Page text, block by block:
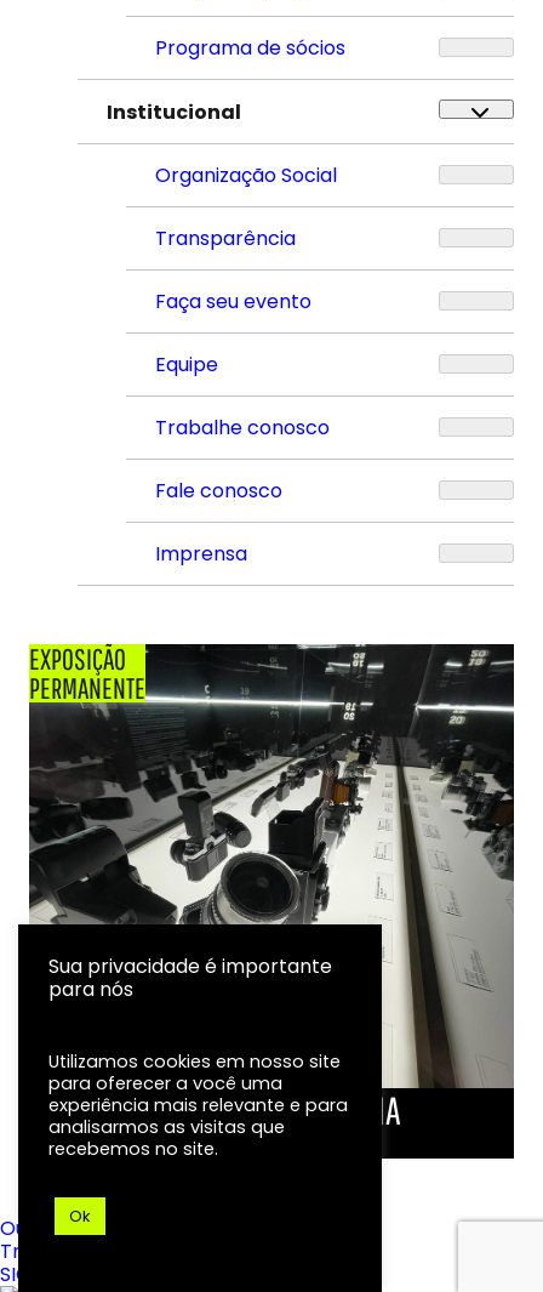
Programa de sócios
Institucional
Organização Social
Transparência
Faça seu evento
Equipe
Trabalhe conosco
Fale conosco
Imprensa
EXPOSIÇÃO
PERMANENTE
LINHA DO TEMPO DA FOTOGRAFIA
EXPOSIÇÃO
Ouvidoria
Transparência
SIC
Sua privacidade é importante
para nós
Utilizamos cookies em nosso site
para oferecer a você uma
experiência mais relevante e para
analisarmos as visitas que
recebemos no site.
Ok